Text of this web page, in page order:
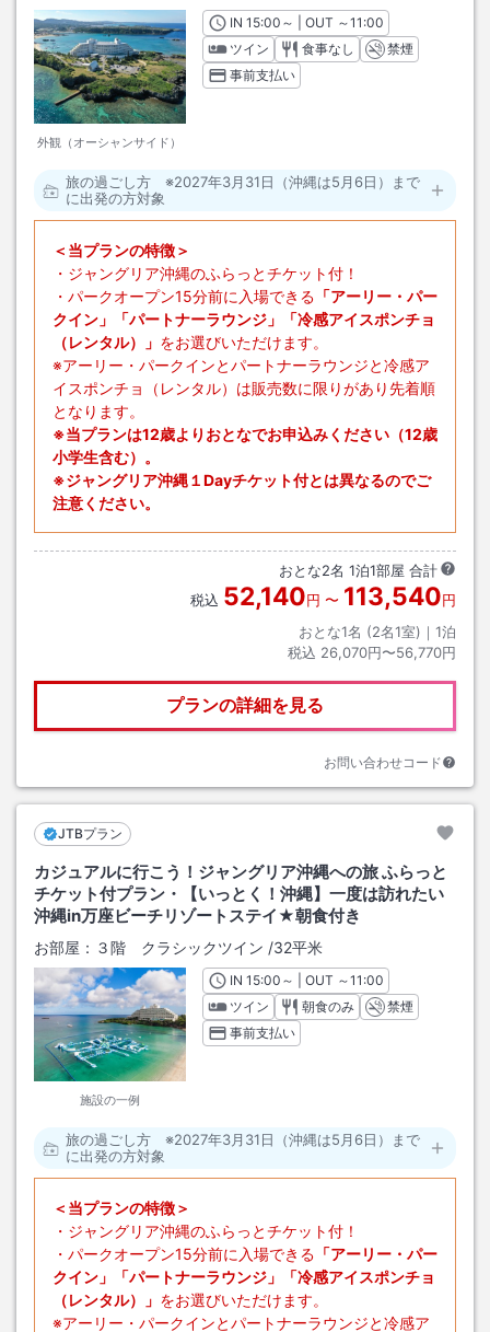
外観（オーシャンサイド）
INチェックイン
15:00 ～ | OUT チェックアウト
～11:00
ツイン
食事なし
禁煙
事前支払い
旅の過ごし方 ※2027年3月31日（沖縄は5月6日）まで
に出発の方対象
＜当プランの特徴＞
・ジャングリア沖縄のふらっとチケット付！
・パークオープン15分前に入場できる 「アーリー・パー
クイン」「パートナーラウンジ」「冷感アイスポンチョ
（レンタル）」 をお選びいただけます。
※アーリー・パークインとパートナーラウンジと冷感ア
イスポンチョ（レンタル）は販売数に限りがあり先着順
となります。
※当プランは12歳よりおとなでお申込みください（12歳
小学生含む）。
※ジャングリア沖縄１Dayチケット付とは異なるのでご
注意ください。
おとな2名 1泊1部屋 合計
税込 52,140円 〜 113,540円
おとな1名 (2名1室)｜ 1泊
税込 26,070円〜56,770円
プランの詳細を見る
お問い合わせコード
JTBプラン
カジュアルに行こう！ジャングリア沖縄への旅 ふらっと
チケット付プラン・【いっとく！沖縄】一度は訪れたい
沖縄in万座ビーチリゾートステイ★朝食付き
お部屋： ３階 クラシックツイン /32平米
施設の一例
INチェックイン
15:00 ～ | OUT チェックアウト
～11:00
ツイン
朝食のみ
禁煙
事前支払い
旅の過ごし方 ※2027年3月31日（沖縄は5月6日）まで
に出発の方対象
＜当プランの特徴＞
・ジャングリア沖縄のふらっとチケット付！
・パークオープン15分前に入場できる 「アーリー・パー
クイン」「パートナーラウンジ」「冷感アイスポンチョ
（レンタル）」 をお選びいただけます。
※アーリー・パークインとパートナーラウンジと冷感ア